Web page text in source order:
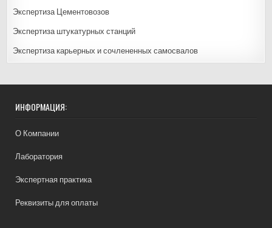
Экспертиза Цементовозов
Экспертиза штукатурных станций
Экспертиза карьерных и сочлененных самосвалов
ИНФОРМАЦИЯ:
О Компании
Лаборатория
Экспертная практика
Реквизиты для оплаты